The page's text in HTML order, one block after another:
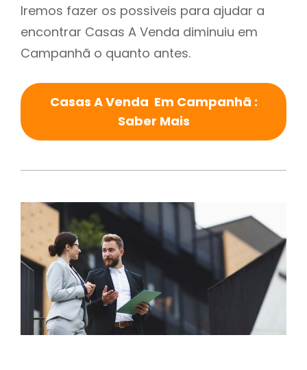
Iremos fazer os possiveis para ajudar a
encontrar Casas A Venda diminuiu em
Campanhã o quanto antes.
Casas A Venda Em Campanhã :
Saber Mais